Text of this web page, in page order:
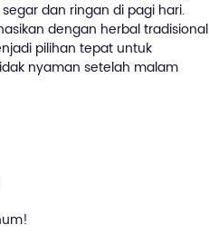
dan ringan di pagi hari.
dengan herbal tradisional
pilihan tepat untuk
nyaman setelah malam